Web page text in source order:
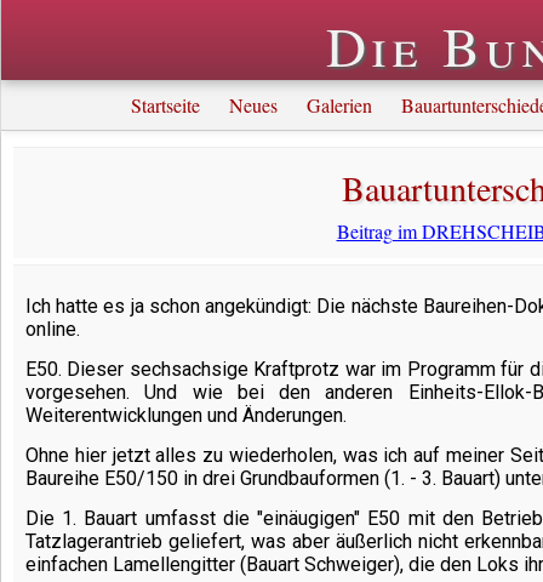
Beitrag im
Ich hatte es ja schon angekündigt: Die nächste Baureihen-
online.
E50. Dieser sechsachsige Kraftprotz war im Programm für
vorgesehen. Und wie bei den anderen Einheits-
Weiterentwicklungen und Änderungen.
Ohne hier jetzt alles zu wiederholen, was ich auf meiner
Baureihe E50/150 in drei Grundbauformen (1. - 3. Bauart)
Die 1. Bauart umfasst die "einäugigen" E50 mit den
Tatzlagerantrieb geliefert, was aber äußerlich nicht
einfachen Lamellengitter (Bauart Schweiger), die den Loks
Die
Startseite Neues Galerien